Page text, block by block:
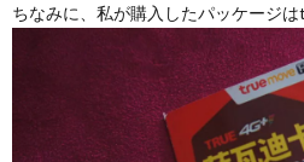
ちなみに、私が購入したパッケージは